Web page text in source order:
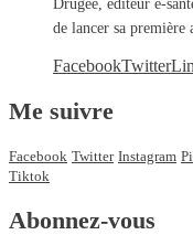
Drugee, éditeur e-
de lancer sa
FacebookTwitter
Me suivre
Facebook Twitter Instagram
Tiktok
Abonnez-vous